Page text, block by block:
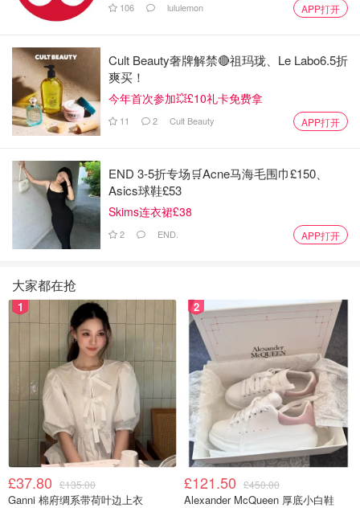
穿上意外的显白和大气，简洁的经典款式风格，衣物包扣和
走线很整齐，也没有过多的装饰，使得在家睡觉穿着时更加
舒适，睡裤裤腰的松紧带也比较宽不会勒出痕迹，可以把里
面的系带抽掉，感觉会更方便+贴合舒适.
106 lululemon APP打开
Cult Beauty奢牌解禁🔴祖玛珑、Le Labo6.5折
爽买！
今年首次参加💥£10礼卡免费拿
11 2 Cult Beauty APP打开
END 3-5折专场🛒Acne马海毛围巾£150、
Asics球鞋£53
Skims连衣裙£38
2 END. APP打开
大家都在抢
1
£37.80 £135.00
Ganni 棉府绸系带荷叶边上衣
2
£121.50 £450.00
Alexander McQueen 厚底小白鞋